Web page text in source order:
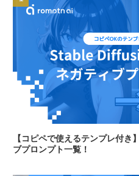
【コピペで使えるテンプレ付
ブプロンプト一覧！